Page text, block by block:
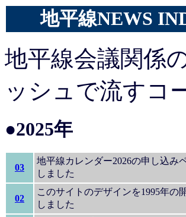
地平線NEWS
地平線会議関係
ッシュで流すコ
●2025年
03
地平線カレンダー2026の申し込み
しました
02
このサイトのデザインを1995年の
しました